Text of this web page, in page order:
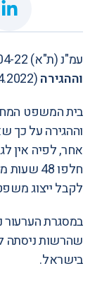
עמ"נ (ת"א) 389-04-22
וההגירה(6.4.2022)
בית המשפט
וההגירה על כך
אחר, לפיה אין
חלפו
לקבל ייצוג
במסגרת הערעור
שהרשות ניסתה
בישראל.